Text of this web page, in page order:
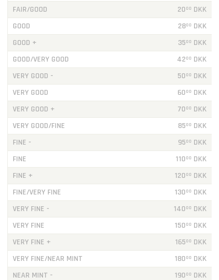
FAIR/GOOD 2000 DKK
GOOD
2800 DKK
GOOD +
3500 DKK
GOOD/VERY GOOD
4200 DKK
VERY GOOD -
5000 DKK
VERY GOOD
6000 DKK
VERY GOOD +
7000 DKK
VERY GOOD/FINE
8500 DKK
FINE -
9500 DKK
FINE
11000 DKK
FINE +
12000 DKK
FINE/VERY FINE
13000 DKK
VERY FINE -
14000 DKK
VERY FINE
15000 DKK
VERY FINE +
16500 DKK
VERY FINE/NEAR MINT
18000 DKK
NEAR MINT -
19000 DKK